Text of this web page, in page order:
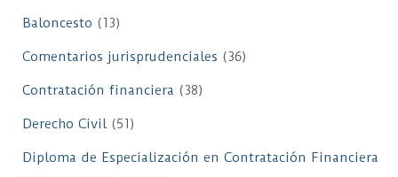
Baloncesto (13)
Comentarios jurisprudenciales (36)
Contratación financiera (38)
Derecho Civil(51)
Diploma de Especialización en Contratación Financiera